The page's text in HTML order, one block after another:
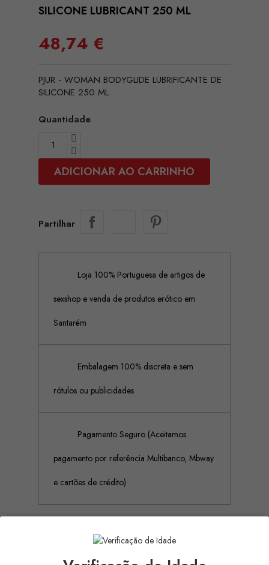
SILICONE LUBRICANT 250 ML
48,74 €
PJUR - WOMAN BODYGLIDE LUBRIFICANTE DE
SILICONE 250 ML
Quantidade
ADICIONAR AO CARRINHO
Partilhar
Loja 100% Portuguesa de artigos de
sexshop e venda de produtos erótico em
Santarém
Embalagem 100% discreta e sem
rótulos ou publicidades
Pagamento Seguro (Aceitamos
pagamento por referência Multibanco, Mbway
e cartões de crédito)
Detalhes do produto